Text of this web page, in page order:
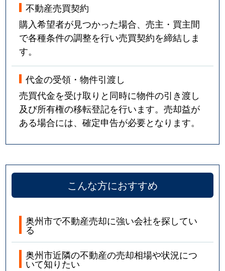
不動産売買契約
購入希望者が見つかった場合、売主・買主間
で各種条件の調整を行い売買契約を締結しま
す。
代金の受領・物件引渡し
売買代金を受け取りと同時に物件の引き渡し
及び所有権の移転登記を行います。売却益が
ある場合には、確定申告が必要となります。
こんな方におすすめ
奥州市で不動産売却に強い会社を探してい
る
奥州市近隣の不動産の売却相場や状況につ
いて知りたい